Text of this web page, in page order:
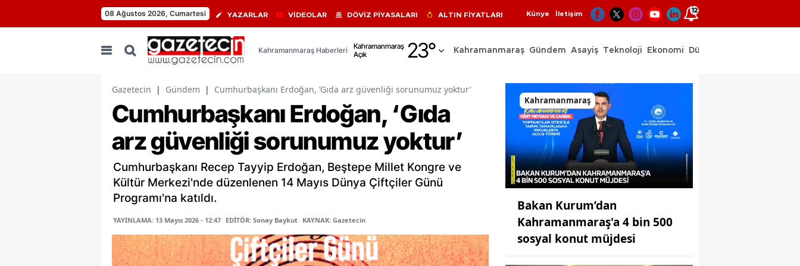
08 Ağustos 2026, Cumartesi YAZARLAR VİDEOLAR DÖVİZ PİYASALARI ALTIN FİYATLARI Künye İletişim 12
Kahramanmaraş Haberleri
Kahramanmaraş
Açık
23°
Adıyaman
Afyonkarahisar
Ağrı
Ankara
Antalya
Balıkesir
Kahramanmaraş Gündem Asayiş Teknoloji Ekonomi Dünya
Gazetecin | Gündem | Cumhurbaşkanı Erdoğan, ‘Gıda arz güvenliği sorunumuz yoktur’
Cumhurbaşkanı Erdoğan, ‘Gıda
arz güvenliği sorunumuz yoktur’
Cumhurbaşkanı Recep Tayyip Erdoğan, Beştepe Millet Kongre ve
Kültür Merkezi'nde düzenlenen 14 Mayıs Dünya Çiftçiler Günü
Programı'na katıldı.
YAYINLAMA: 13 Mayıs 2026 - 12:47 EDİTÖR: Sonay Baykut KAYNAK: Gazetecin
Kahramanmaraş
Bakan Kurum’dan
Kahramanmaraş'a 4 bin 500
sosyal konut müjdesi